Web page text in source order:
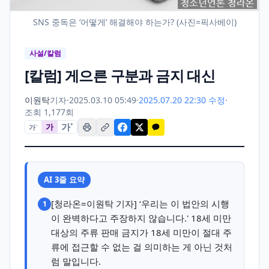
SNS 중독은 ‘어떻게’ 해결해야 하는가? (사진=픽사베이)
사설/칼럼
[칼럼] 게으른 구분과 금지 대신
이원탁기자·2025.03.10 05:49·2025.07.20 22:30 수정·
조회 1,177회
가− 가 가+
AI 3줄 요약
1 [청라온=이원탁 기자] ‘우리는 이 법안의 시행
이 완벽하다고 주장하지 않습니다.' 18세 미만
대상의 주류 판매 금지가 18세 미만이 절대 주
류에 접근할 수 없는 걸 의미하는 게 아닌 것처
럼 말입니다.